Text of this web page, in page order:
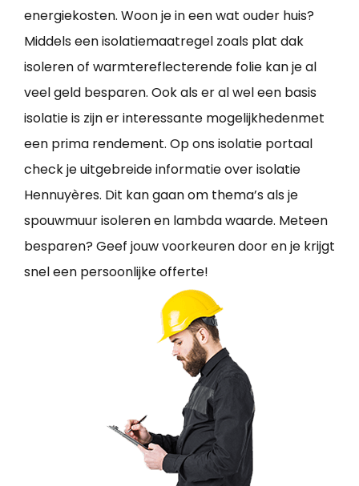
energiekosten. Woon je in een wat ouder huis?
Middels een isolatiemaatregel zoals plat dak
isoleren of warmtereflecterende folie kan je al
veel geld besparen. Ook als er al wel een basis
isolatie is zijn er interessante mogelijkhedenmet
een prima rendement. Op ons isolatie portaal
check je uitgebreide informatie over isolatie
Hennuyères. Dit kan gaan om thema’s als je
spouwmuur isoleren en lambda waarde. Meteen
besparen? Geef jouw voorkeuren door en je krijgt
snel een persoonlijke offerte!